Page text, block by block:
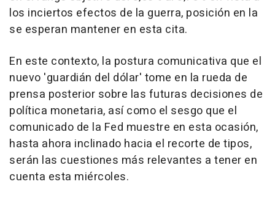
los inciertos efectos de la guerra, posición en la
se esperan mantener en esta cita.
En este contexto, la postura comunicativa que el
nuevo 'guardián del dólar' tome en la rueda de
prensa posterior sobre las futuras decisiones de
política monetaria, así como el sesgo que el
comunicado de la Fed muestre en esta ocasión,
hasta ahora inclinado hacia el recorte de tipos,
serán las cuestiones más relevantes a tener en
cuenta esta miércoles.